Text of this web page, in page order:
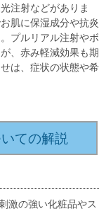
注射などがありま
肌に保湿成分や抗炎
プルリアル注射やボ
、赤み軽減効果も期
は、症状の状態や希
ての解説
激の強い化粧品やス